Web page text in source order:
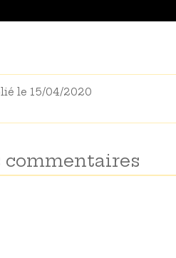
le 15/04/2020
commentaires